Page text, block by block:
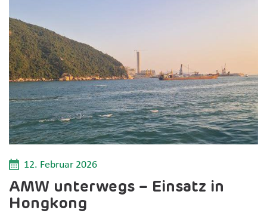
12. Februar 2026
AMW unterwegs – Einsatz in
Hongkong